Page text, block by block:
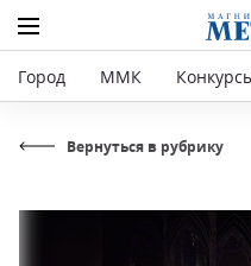
Город ММК
Вернуться в рубрику